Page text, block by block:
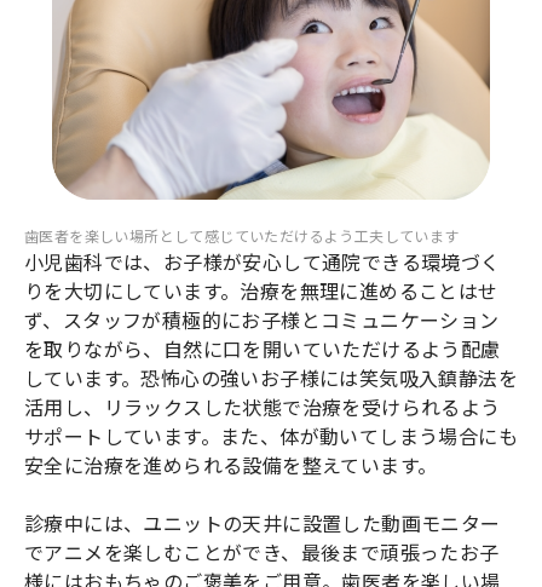
歯医者を楽しい場所として感じていただけるよう工夫しています
小児歯科では、お子様が安心して通院できる環境づく
りを大切にしています。治療を無理に進めることはせ
ず、スタッフが積極的にお子様とコミュニケーション
を取りながら、自然に口を開いていただけるよう配慮
しています。恐怖心の強いお子様には笑気吸入鎮静法を
活用し、リラックスした状態で治療を受けられるよう
サポートしています。また、体が動いてしまう場合にも
安全に治療を進められる設備を整えています。
診療中には、ユニットの天井に設置した動画モニター
でアニメを楽しむことができ、最後まで頑張ったお子
様にはおもちゃのご褒美をご用意。歯医者を楽しい場